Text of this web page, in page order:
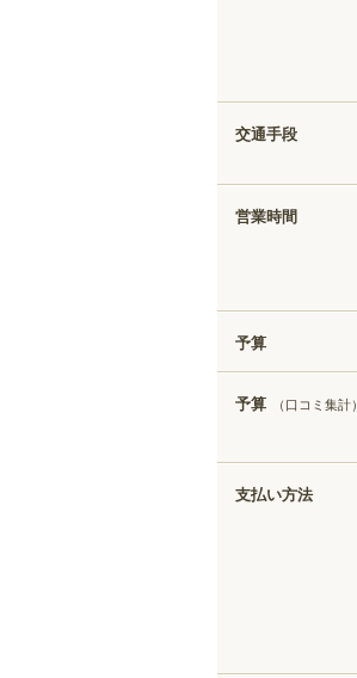
交通手段
営業時間
予算
予算 （口コミ集計）
支払い方法